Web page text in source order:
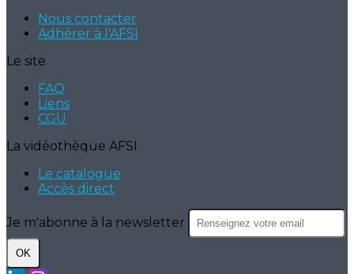
Nous contacter
Adhérer à l'AFSI
Le site
FAQ
Liens
CGU
La vidéothèque AFSI
Le catalogue
Accès direct
Je m'abonne à la newsletter
OK